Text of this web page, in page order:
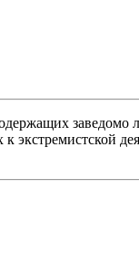
экстремистской